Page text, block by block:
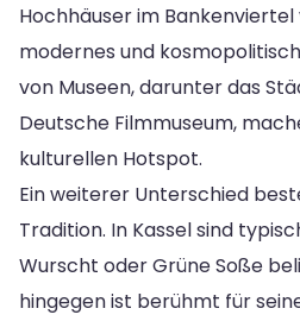
Hochhäuser im
modernes und
von Museen, darunter das
Deutsche Filmmuseum,
kulturellen Hotspot.
Ein weiterer Unterschied
Tradition. In Kassel sind
Wurscht oder Grüne Soße
hingegen ist berühmt für